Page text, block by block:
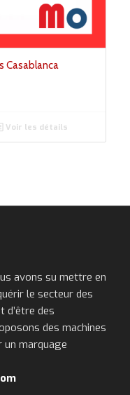
Casablanca
Voir les détails
avons su mettre en
le secteur des
d’être des
des machines
un marquage